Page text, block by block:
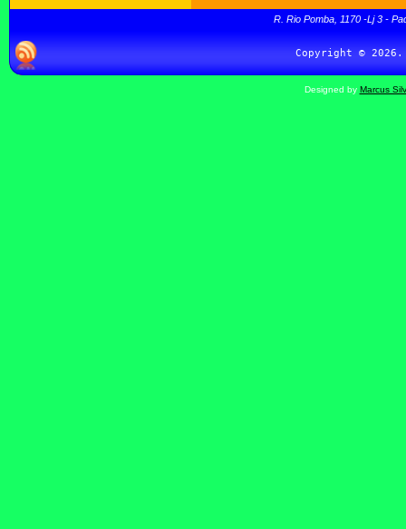
R. Rio Pomba, 1170 -Lj 3 -
Designed by Marcus